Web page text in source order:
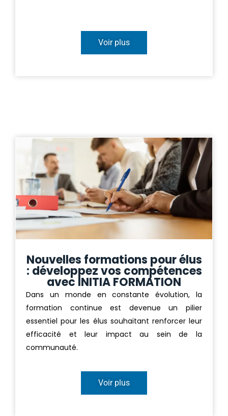
Voir plus
Nouvelles formations pour élus
: développez vos compétences
avec INITIA FORMATION
Dans un monde en constante évolution, la
formation continue est devenue un pilier
essentiel pour les élus souhaitant renforcer leur
efficacité et leur impact au sein de la
communauté.
Voir plus